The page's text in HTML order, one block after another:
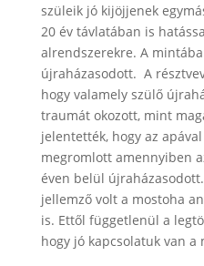
szüleik jó kijöjjenek
20 év távlatában is
alrendszerekre. A
újraházasodott. A
hogy valamely szülő
traumát okozott, mint
jelentették, hogy az
megromlott amennyiben
éven belül
jellemző volt a mostoha
is. Ettől függetlenül a
hogy jó kapcsolatuk van a